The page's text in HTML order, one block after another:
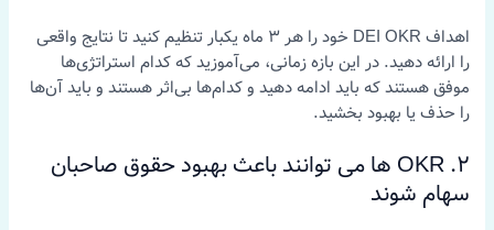
اهداف DEI OKR خود را هر 3 ماه یکبار تنظیم کنید تا نتایج واقعی
را ارائه دهید. در این بازه زمانی، می‌آموزید که کدام استراتژی‌ها
موفق هستند که باید ادامه دهید و کدام‌ها بی‌اثر هستند و باید آن‌ها
را حذف یا بهبود بخشید.
2. OKR ها می توانند باعث بهبود حقوق صاحبان
سهام شوند